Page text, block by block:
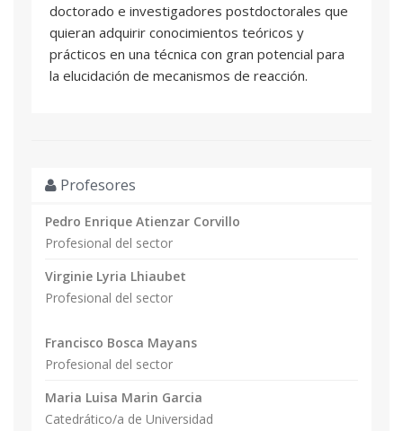
doctorado e investigadores postdoctorales que
quieran adquirir conocimientos teóricos y
prácticos en una técnica con gran potencial para
la elucidación de mecanismos de reacción.
Profesores
Pedro Enrique Atienzar Corvillo
Profesional del sector
Virginie Lyria Lhiaubet
Profesional del sector
Francisco Bosca Mayans
Profesional del sector
Maria Luisa Marin Garcia
Catedrático/a de Universidad